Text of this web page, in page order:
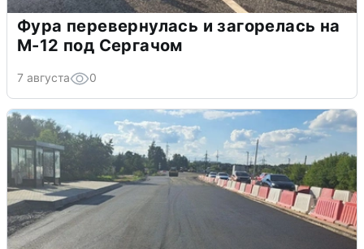
Фура перевернулась и загорелась на
М-12 под Сергачом
7 августа 0